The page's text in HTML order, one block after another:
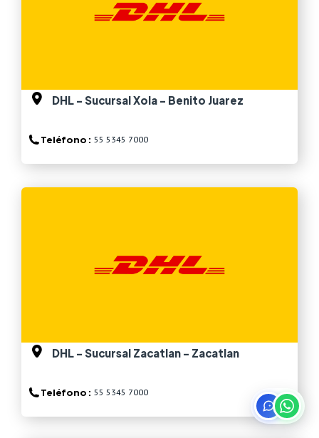
DHL - Sucursal Xola - Benito Juarez
Teléfono : 55 5345 7000
DHL - Sucursal Zacatlan - Zacatlan
Teléfono : 55 5345 7000